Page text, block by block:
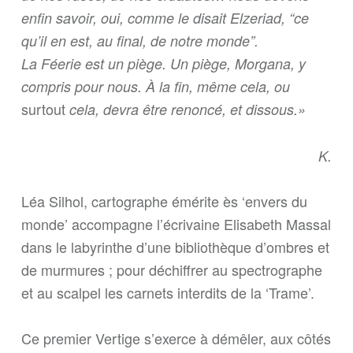
enfin savoir, oui, comme le disait Elzeriad, “ce
qu’il en est, au final, de notre monde”.
La Féerie est un piège. Un piège, Morgana, y
compris pour nous. À la fin, même cela, ou
surtoutcela, devra être renoncé, et dissous.»
K.
Léa Silhol, cartographe émérite ès ‘envers du
monde’ accompagne l’écrivaine Elisabeth Massal
dans le labyrinthe d’une bibliothèque d’ombres et
de murmures ; pour déchiffrer au spectrographe
et au scalpel les carnets interdits de la ‘Trame’.
Ce premier Vertige s’exerce à démêler, aux côtés